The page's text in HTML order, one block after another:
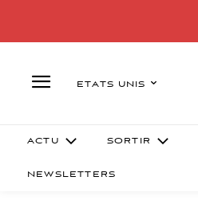
ETATS UNIS
ACTU SORTIR
NEWSLETTERS